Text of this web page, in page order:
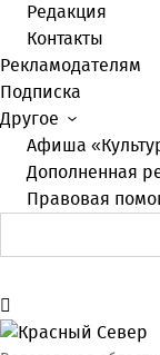
Редакция
Контакты
Рекламодателям
Подписка
Другое
Афиша
Дополненная
Правовая